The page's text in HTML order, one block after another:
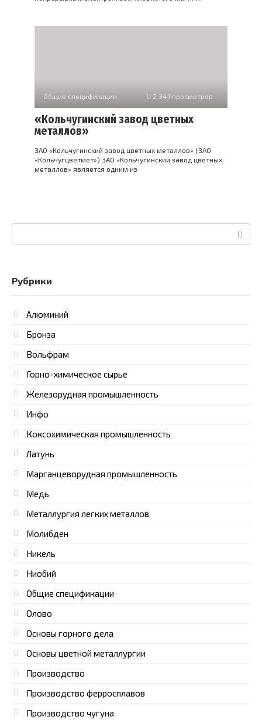
Общие спецификации 2 341 просмотров
«Кольчугинский завод цветных
металлов»
ЗАО «Кольчугинский завод цветных металлов» (ЗАО
«Кольчугцветмет») ЗАО «Кольчугинский завод цветных
металлов» является одним из
Поиск:
Рубрики
Алюминий
Бронза
Вольфрам
Горно-химическое сырье
Железорудная промышленность
Инфо
Коксохимическая промышленность
Латунь
Марганцеворудная промышленность
Медь
Металлургия легких металлов
Молибден
Никель
Ниобий
Общие спецификации
Олово
Основы горного дела
Основы цветной металлургии
Производство
Производство ферросплавов
Производство чугуна